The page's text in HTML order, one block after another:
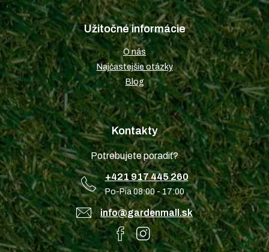
Užitočné informácie
O nás
Najčastejšie otázky
Blog
Kontakty
Potrebujete poradiť?
+421 917 445 260
Po-Pia 08:00 - 17:00
info@gardenmall.sk